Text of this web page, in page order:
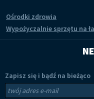
Ośrodki zdrowia
Zapisz się i bądź na bieżąco
Newsletter